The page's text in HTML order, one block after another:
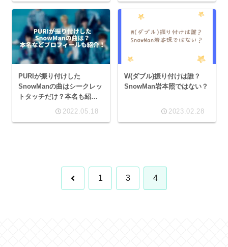
PURIが振り付けした
SnowManの曲はシークレッ
トタッチだけ？本名も紹
2022.05.18
W(ダブル)振り付けは誰？
SnowMan岩本照ではない？
2023.02.28
前 1 3 4